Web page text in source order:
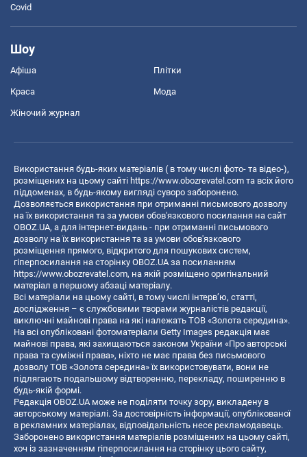
Covid
Шоу
Афіша Плітки
Краса Мода
Жіночий журнал
Використання будь-яких матеріалів ( в тому числі фото- та відео-),
розміщених на цьому сайті https://www.obozrevatel.com та всіх його
піддоменах, в будь-якому вигляді суворо заборонено.
Дозволяється використання при отриманні письмового дозволу
на їх використання та за умови обов'язкового посилання на сайт
OBOZ.UA, а для інтернет-видань - при отриманні письмового
дозволу на їх використання та за умови обов'язкового
розміщення прямого, відкритого для пошукових систем,
гіперпосилання на сторінку OBOZ.UA за посиланням
https://www.obozrevatel.com, на якій розміщено оригінальний
матеріал в першому абзаці матеріалу.
Всі матеріали на цьому сайті, в тому числі інтерв’ю, статті,
дослідження – є службовими творами журналістів редакції,
виключні майнові права на які належать ТОВ «Золота середина».
На всі опубліковані фотоматеріали Getty Images редакція має
майнові права, які захищаються законом України «Про авторські
права та суміжні права», ніхто не має права без письмового
дозволу ТОВ «Золота середина» їх використовувати, вони не
підлягають подальшому відтворенню, перекладу, поширенню в
будь-якій формі.
Редакція OBOZ.UA може не поділяти точку зору, викладену в
авторському матеріалі. За достовірність інформації, опублікованої
в рекламних матеріалах, відповідальність несе рекламодавець.
Заборонено використання матеріалів розміщених на цьому сайті,
хоч із зазначенням гіперпосилання на сторінку цього сайту,